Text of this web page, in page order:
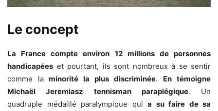
Le concept
La France compte environ 12 millions de personnes
handicapées et pourtant, ils sont nombreux à se sentir
comme la minorité la plus discriminée. En témoigne
Michaël Jeremiasz tennisman paraplégique. Un
quadruple médaillé paralympique qui a su faire de sa